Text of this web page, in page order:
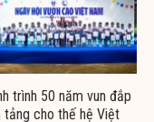
trình 50 năm vun đắp
tảng cho thế hệ Việt